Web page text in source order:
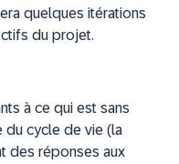
quelques itérations
du projet.
à ce qui est sans
du cycle de vie (la
des réponses aux